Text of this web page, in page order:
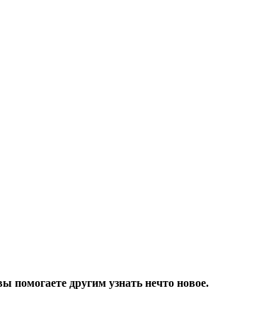
помогаете другим узнать нечто новое.